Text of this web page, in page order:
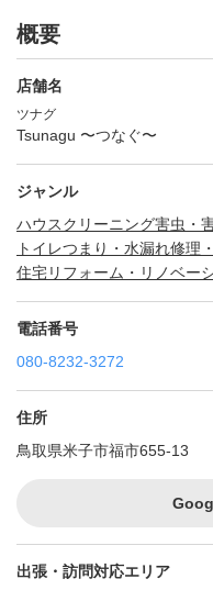
概要
店舗名
ツナグ
Tsunagu 〜つなぐ〜
ジャンル
ハウスクリーニング害虫・
トイレつまり・水漏れ修理
住宅リフォーム・リノベー
電話番号
080-8232-3272
住所
鳥取県米子市福市655-13
出張・訪問対応エリア